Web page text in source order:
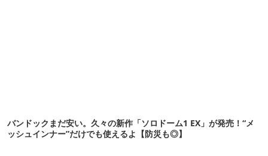
バンドックまだ安い。久々の新作「ソロドーム1 EX」が発売！“メ
ッシュインナー”だけでも使えるよ【防災も◎】